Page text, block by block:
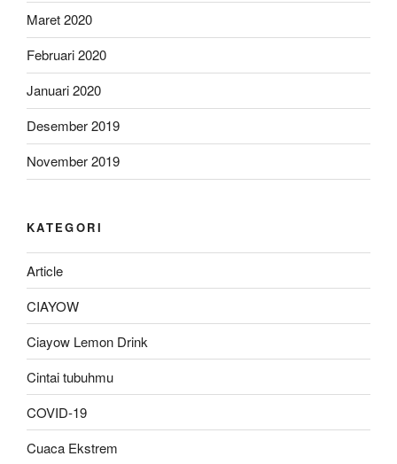
Maret 2020
Februari 2020
Januari 2020
Desember 2019
November 2019
KATEGORI
Article
CIAYOW
Ciayow Lemon Drink
Cintai tubuhmu
COVID-19
Cuaca Ekstrem